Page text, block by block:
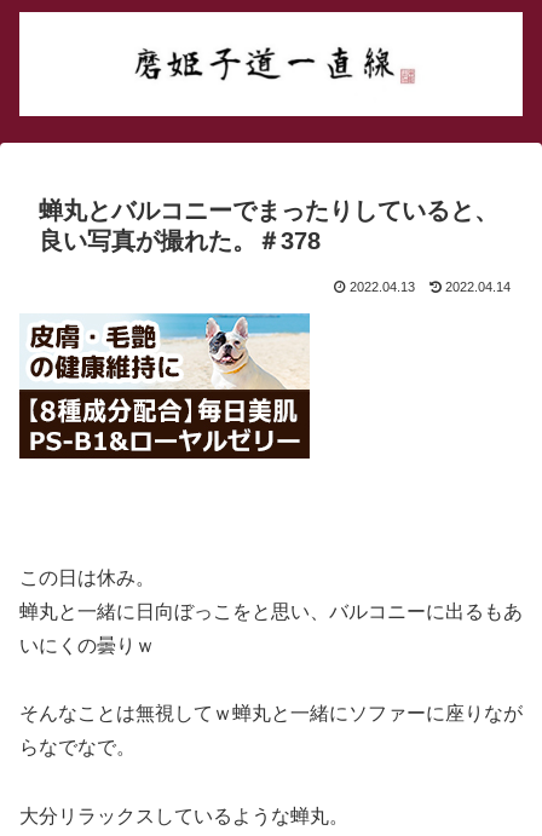
蝉丸とバルコニーでまったりしていると、
良い写真が撮れた。＃378
2022.04.13 2022.04.14
この日は休み。
蝉丸と一緒に日向ぼっこをと思い、バルコニーに出るもあ
いにくの曇りｗ
そんなことは無視してｗ蝉丸と一緒にソファーに座りなが
らなでなで。
大分リラックスしているような蝉丸。